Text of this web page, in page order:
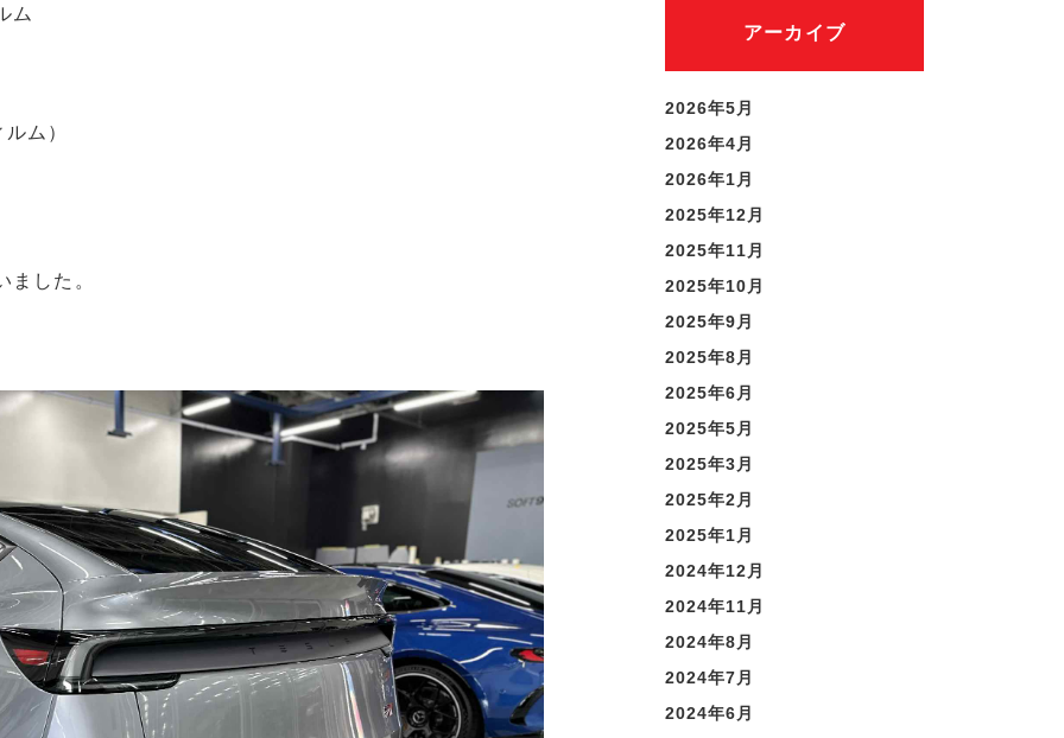
ム
ム）
ました。
アーカイブ
2026年5月
2026年4月
2026年1月
2025年12月
2025年11月
2025年10月
2025年9月
2025年8月
2025年6月
2025年5月
2025年3月
2025年2月
2025年1月
2024年12月
2024年11月
2024年8月
2024年7月
2024年6月